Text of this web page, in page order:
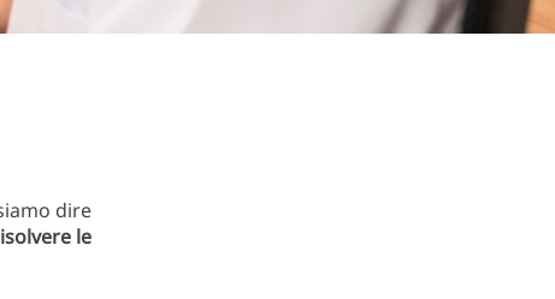
dire
le